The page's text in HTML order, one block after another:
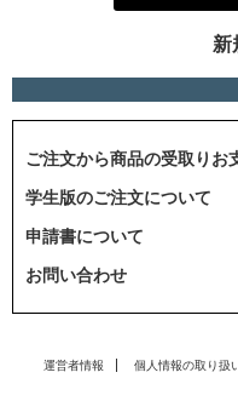
新
ご注文から商品の受取りお
学生版のご注文について
申請書について
お問い合わせ
運営者情報 個人情報の取り扱